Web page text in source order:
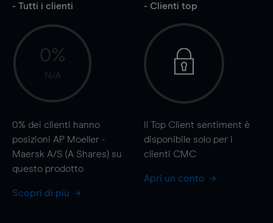
- Tutti i clienti
0%
N/A
0% dei clienti hanno
posizioni AP Moeller -
Maersk A/S (A Shares) su
questo prodotto
Scopri di più
- Clienti top
Il Top Client sentiment è
disponibile solo per i
clienti CMC
Apri un conto